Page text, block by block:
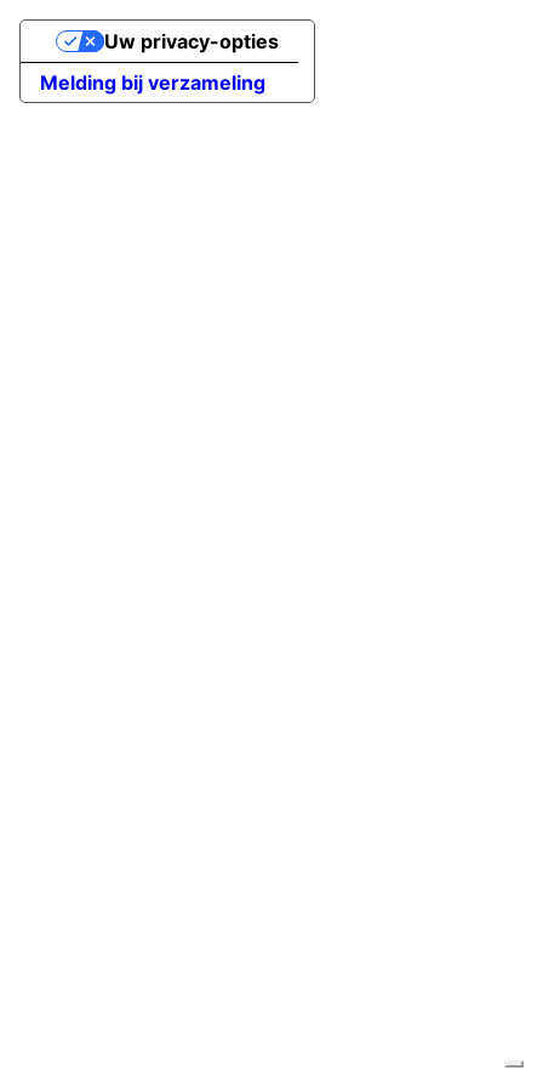
Melding bij verzameling
Uw privacy-opties